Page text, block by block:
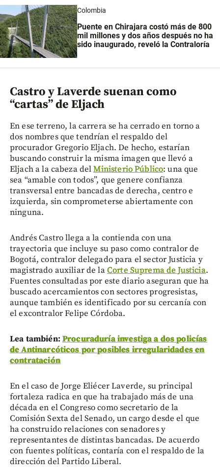
Colombia
Puente en Chirajara costó más de 800
mil millones y dos años después no ha
sido inaugurado, reveló la Contraloría
Castro y Laverde suenan como
“cartas” de Eljach
En ese terreno, la carrera se ha cerrado en torno a
dos nombres que tendrían el respaldo del
procurador Gregorio Eljach. De hecho, estarían
buscando construir la misma imagen que llevó a
Eljach a la cabeza delMinisterio Público: una que
sea “amable con todos”, que genere confianza
transversal entre bancadas de derecha, centro e
izquierda, sin comprometerse abiertamente con
ninguna.
Andrés Castro llega a la contienda con una
trayectoria que incluye su paso como contralor de
Bogotá, contralor delegado para el sector Justicia y
magistrado auxiliar de laCorte Suprema de Justicia.
Fuentes consultadas por este diario aseguran que ha
buscado acercamientos con sectores progresistas,
aunque también es identificado por su cercanía con
el excontralor Felipe Córdoba.
Lea también: Procuraduría investiga a dos policías
de Antinarcóticos por posibles irregularidades en
contratación
En el caso de Jorge Eliécer Laverde, su principal
fortaleza radica en que ha trabajado más de una
década en el Congreso como secretario de la
Comisión Sexta del Senado, un cargo desde el que
ha construido relaciones con senadores y
representantes de distintas bancadas. De acuerdo
con fuentes políticas, contaría con el respaldo de la
dirección del Partido Liberal.